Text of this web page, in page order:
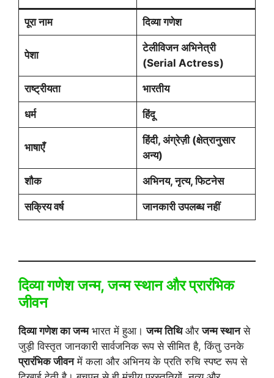
पूरा नाम दिव्या गणेश
पेशा
टेलीविजन अभिनेत्री
(Serial Actress)
राष्ट्रीयता भारतीय
धर्म हिंदू
भाषाएँ
हिंदी, अंग्रेज़ी (क्षेत्रानुसार
अन्य)
शौक अभिनय, नृत्य, फिटनेस
सक्रिय वर्ष जानकारी उपलब्ध नहीं
दिव्या गणेश जन्म, जन्म स्थान और प्रारंभिक
जीवन
दिव्या गणेश का जन्मभारत में हुआ।जन्म तिथिऔरजन्म स्थानसे
जुड़ी विस्तृत जानकारी सार्वजनिक रूप से सीमित है, किंतु उनके
प्रारंभिक जीवनमें कला और अभिनय के प्रति रुचि स्पष्ट रूप से